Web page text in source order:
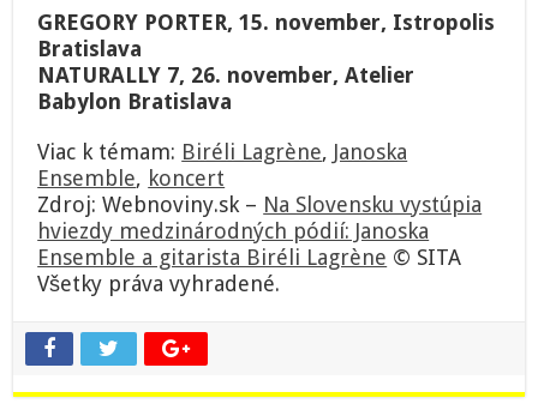
GREGORY PORTER, 15. november, Istropolis
Bratislava
NATURALLY 7, 26. november, Atelier
Babylon Bratislava
Viac k témam: Biréli Lagrène, Janoska
Ensemble, koncert
Zdroj: Webnoviny.sk – Na Slovensku vystúpia
hviezdy medzinárodných pódií: Janoska
Ensemble a gitarista Biréli Lagrène © SITA
Všetky práva vyhradené.